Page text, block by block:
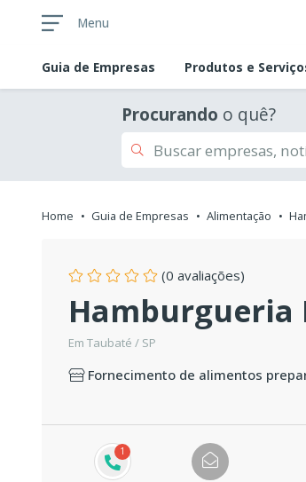
Menu
Guia de Empresas Produtos e
Procurando o quê?
Home Guia de Empresas Alimentação
(0 avaliações)
Hamburgueria
Em Taubaté / SP
Fornecimento de alimentos
1